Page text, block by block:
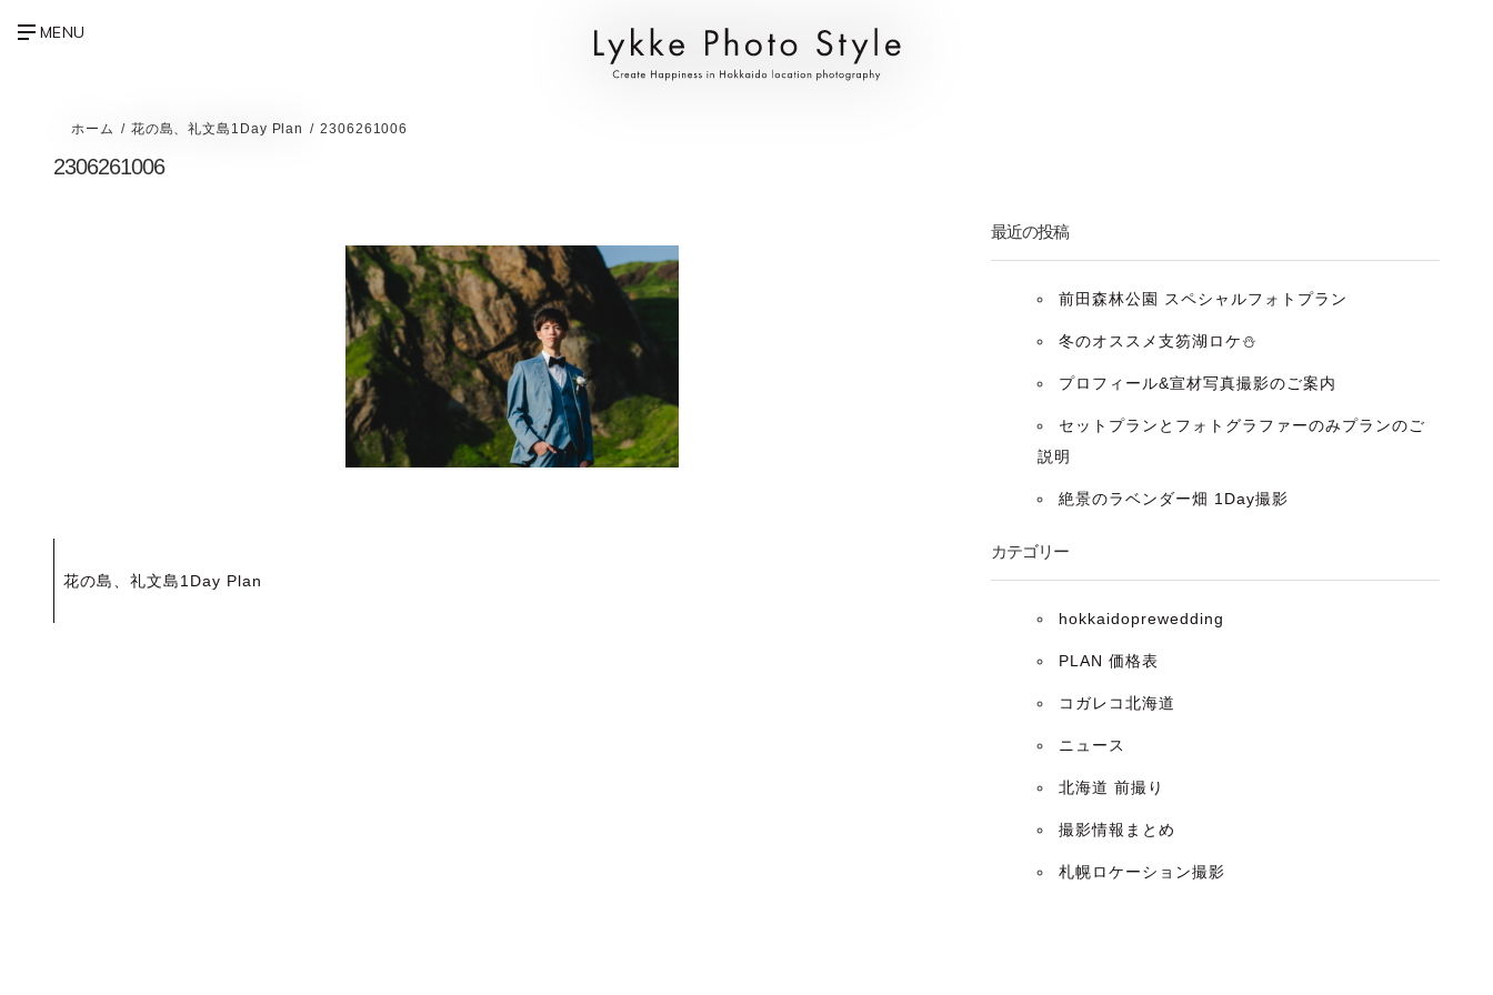
ホーム 花の島、礼文島1Day Plan 2306261006
2306261006
投
稿
花の島、礼文島1Day Plan
最近の投稿
前田森林公園 スペシャルフォトプラン
冬のオススメ支笏湖ロケ⛄️
プロフィール&宣材写真撮影のご案内
セットプランとフォトグラファーのみプランのご
説明
絶景のラベンダー畑 1Day撮影
カテゴリー
hokkaidoprewedding
PLAN 価格表
コガレコ北海道
ニュース
北海道 前撮り
撮影情報まとめ
札幌ロケーション撮影